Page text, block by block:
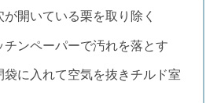
開いている栗を取り除く
ンペーパーで汚れを落とす
に入れて空気を抜きチルド室